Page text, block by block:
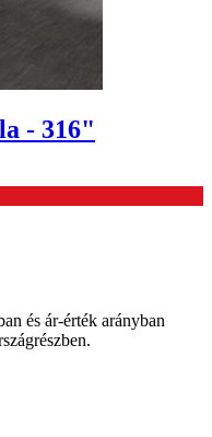
- 316"
és ár-érték arányban